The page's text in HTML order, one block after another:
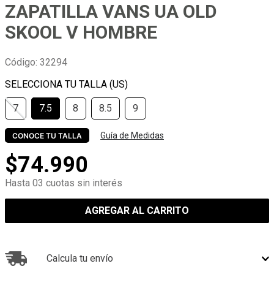
ZAPATILLA VANS UA OLD
SKOOL V HOMBRE
Código: 32294
7 7.5 8 8.5 9
CONOCE TU TALLA Guía de Medidas
$74.990
Hasta 03 cuotas sin interés
AGREGAR AL CARRITO
Calcula tu envío